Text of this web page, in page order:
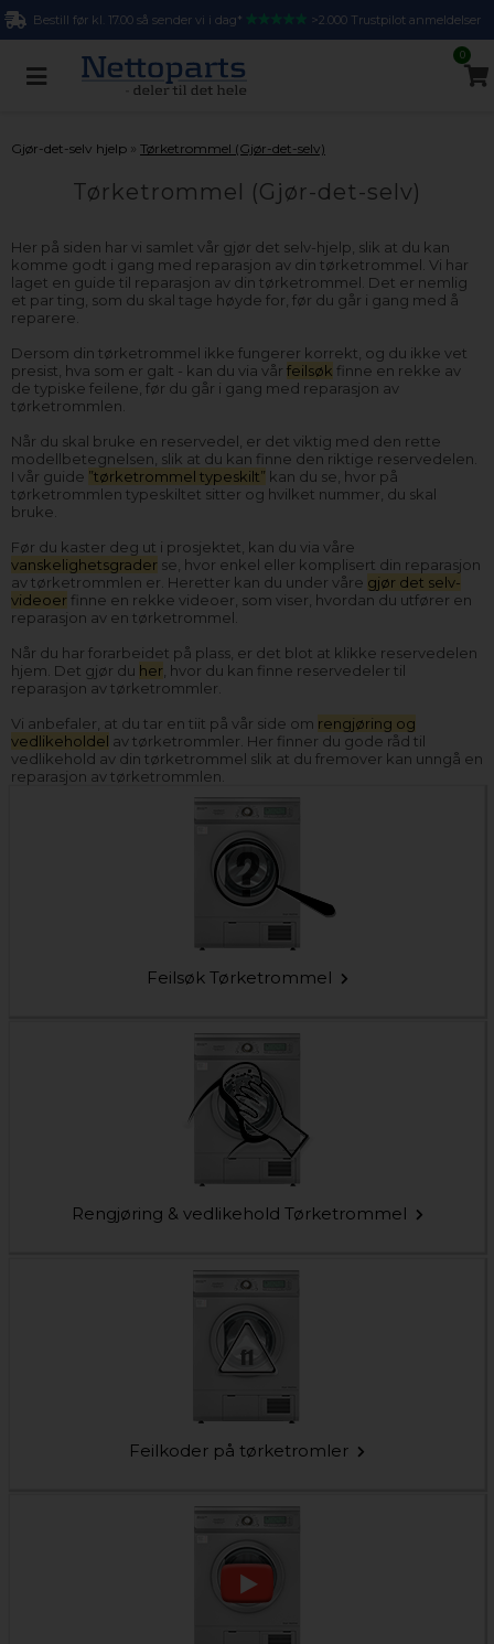
Bestill før kl. 17.00 så sender vi i dag* >2.000 Trustpilot anmeldelser
0
Gjør-det-selv hjelp » Tørketrommel (Gjør-det-selv)
Tørketrommel (Gjør-det-selv)
Her på siden har vi samlet vår gjør det selv-hjelp, slik at du kan
komme godt i gang med reparasjon av din tørketrommel. Vi har
laget en guide til reparasjon av din tørketrommel. Det er nemlig
et par ting, som du skal tage høyde for, før du går i gang med å
reparere.
Dersom din tørketrommel ikke fungerer korrekt, og du ikke vet
presist, hva som er galt - kan du via vår feilsøk finne en rekke av
de typiske feilene, før du går i gang med reparasjon av
tørketrommlen.
Når du skal bruke en reservedel, er det viktig med den rette
modellbetegnelsen, slik at du kan finne den riktige reservedelen.
I vår guide ”tørketrommel typeskilt” kan du se, hvor på
tørketrommlen typeskiltet sitter og hvilket nummer, du skal
bruke.
Før du kaster deg ut i prosjektet, kan du via våre
vanskelighetsgrader se, hvor enkel eller komplisert din reparasjon
av tørketrommlen er. Heretter kan du under våre gjør det selv-
videoer finne en rekke videoer, som viser, hvordan du utfører en
reparasjon av en tørketrommel.
Når du har forarbeidet på plass, er det blot at klikke reservedelen
hjem. Det gjør du her , hvor du kan finne reservedeler til
reparasjon av tørketrommler.
Vi anbefaler, at du tar en tiit på vår side om rengjøring og
vedlikeholdel av tørketrommler. Her finner du gode råd til
vedlikehold av din tørketrommel slik at du fremover kan unngå en
reparasjon av tørketrommlen.
Feilsøk Tørketrommel
Rengjøring & vedlikehold Tørketrommel
Feilkoder på tørketromler